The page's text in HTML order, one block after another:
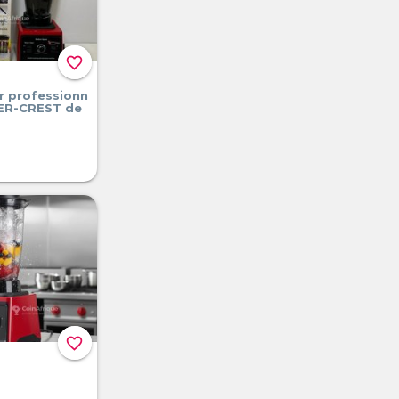
favorite_border
professionn
CREST de
favorite_border